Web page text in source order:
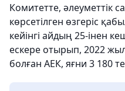
Комитетте, әлеуметтік
көрсетілген өзгеріс
кейінгі айдың 25-інен
ескере отырып, 2022
болған АЕК, яғни 3 180